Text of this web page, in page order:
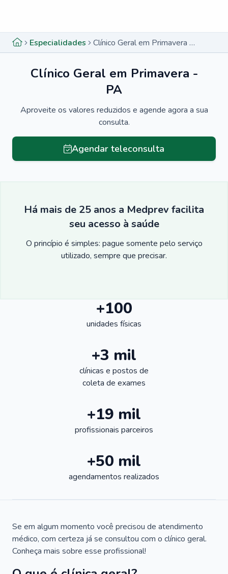
Especialidades Clínico Geral em Primavera - PA
Clínico Geral em Primavera -
PA
Aproveite os valores reduzidos e agende agora a sua
consulta.
Agendar teleconsulta
Há mais de 25 anos a Medprev facilita
seu acesso à saúde
O princípio é simples: pague somente pelo serviço
utilizado, sempre que precisar.
+100
unidades físicas
+3 mil
clínicas e postos de
coleta de exames
+19 mil
profissionais parceiros
+50 mil
agendamentos realizados
Se em algum momento você precisou de atendimento
médico, com certeza já se consultou com o clínico geral.
Conheça mais sobre esse profissional!